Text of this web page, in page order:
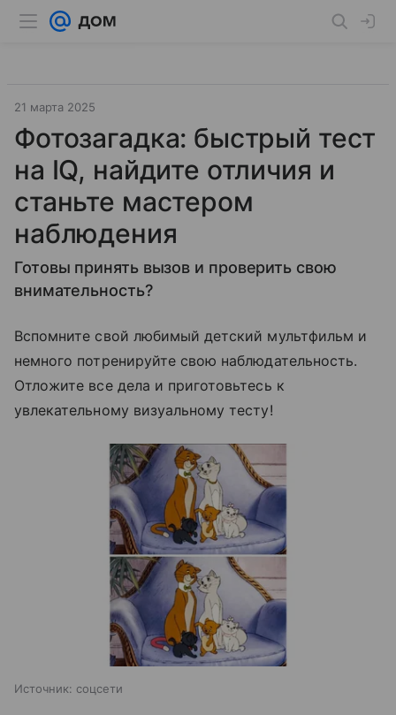
21 марта 2025
Фотозагадка: быстрый тест
на IQ, найдите отличия и
станьте мастером
наблюдения
Готовы принять вызов и проверить свою
внимательность?
Вспомните свой любимый детский мультфильм и
немного потренируйте свою наблюдательность.
Отложите все дела и приготовьтесь к
увлекательному визуальному тесту!
Источник: соцсети